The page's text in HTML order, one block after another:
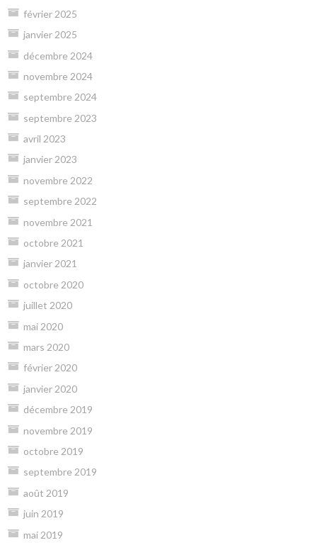
février 2025
janvier 2025
décembre 2024
novembre 2024
septembre 2024
septembre 2023
avril 2023
janvier 2023
novembre 2022
septembre 2022
novembre 2021
octobre 2021
janvier 2021
octobre 2020
juillet 2020
mai 2020
mars 2020
février 2020
janvier 2020
décembre 2019
novembre 2019
octobre 2019
septembre 2019
août 2019
juin 2019
mai 2019